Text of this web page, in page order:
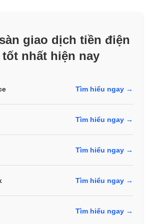
giao dịch tiền điện
nhất hiện nay
Tìm hiểu ngay →
Tìm hiểu ngay →
Tìm hiểu ngay →
Tìm hiểu ngay →
Tìm hiểu ngay →